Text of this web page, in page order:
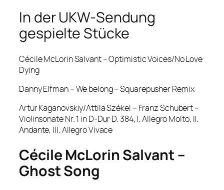
In der UKW-Sendung
gespielte Stücke
Cécile McLorin Salvant – Optimistic Voices/No Love
Dying
Danny Elfman – We belong – Squarepusher Remix
Artur Kaganovskiy/Attila Székel – Franz Schubert –
Violinsonate Nr. 1 in D-Dur D. 384, I. Allegro Molto, II.
Andante, III. Allegro Vivace
Cécile McLorin Salvant –
Ghost Song